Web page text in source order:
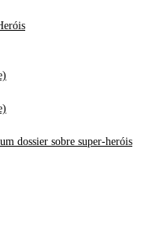
dossier sobre super-heróis